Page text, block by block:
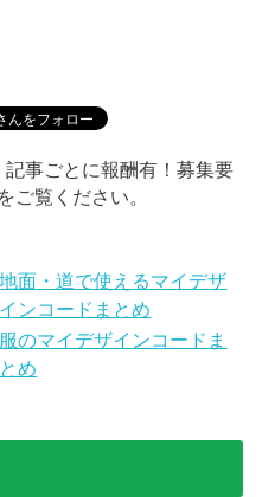
事ごとに報酬有！募集要
をご覧ください。
地面・道で使えるマイデザ
インコードまとめ
服のマイデザインコードま
とめ